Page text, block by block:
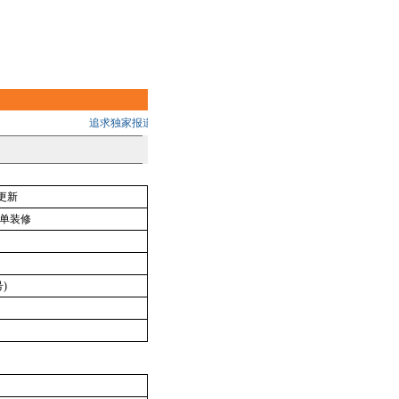
追求独家报道的品质 助您掌握中国大陆最新建设动态,把握无限
新
装修
)